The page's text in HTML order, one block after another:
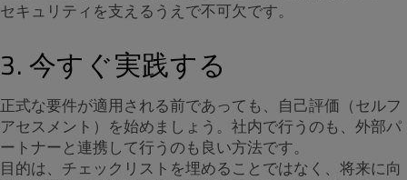
セキュリティを支えるうえで不可欠です。
3. 今すぐ実践する
正式な要件が適用される前であっても、自己評価（セルフ
アセスメント）を始めましょう。社内で行うのも、外部パ
ートナーと連携して行うのも良い方法です。
目的は、チェックリストを埋めることではなく、将来に向